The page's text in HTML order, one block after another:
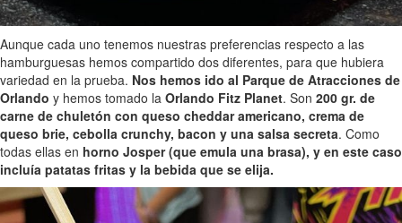
Aunque cada uno tenemos nuestras preferencias respecto a las
hamburguesas hemos compartido dos diferentes, para que hubiera
variedad en la prueba. Nos hemos ido al Parque de Atracciones de
Orlando y hemos tomado la Orlando Fitz Planet. Son 200 gr. de
carne de chuletón con queso cheddar americano, crema de
queso brie, cebolla crunchy, bacon y una salsa secreta. Como
todas ellas en horno Josper (que emula una brasa), y en este caso
incluía patatas fritas y la bebida que se elija.